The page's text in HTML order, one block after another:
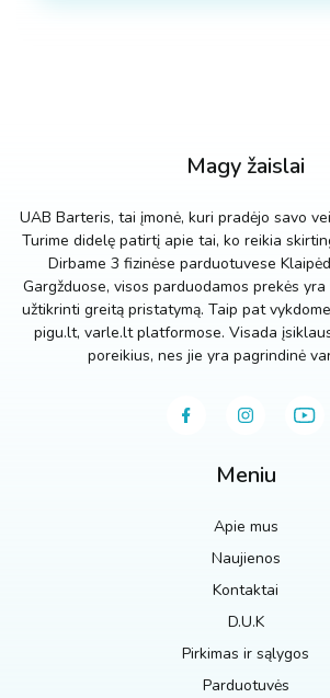
Magy žaislai
UAB Barteris, tai įmonė, kuri pradėjo savo
Turime didelę patirtį apie tai, ko reikia
Dirbame 3 fizinėse parduotuvese
Gargžduose, visos parduodamos prekės
užtikrinti greitą pristatymą. Taip pat
pigu.lt, varle.lt platformose. Visada
poreikius, nes jie yra pagrindinė
Meniu
Apie mus
Naujienos
Kontaktai
D.U.K
Pirkimas ir sąlygos
Parduotuvės